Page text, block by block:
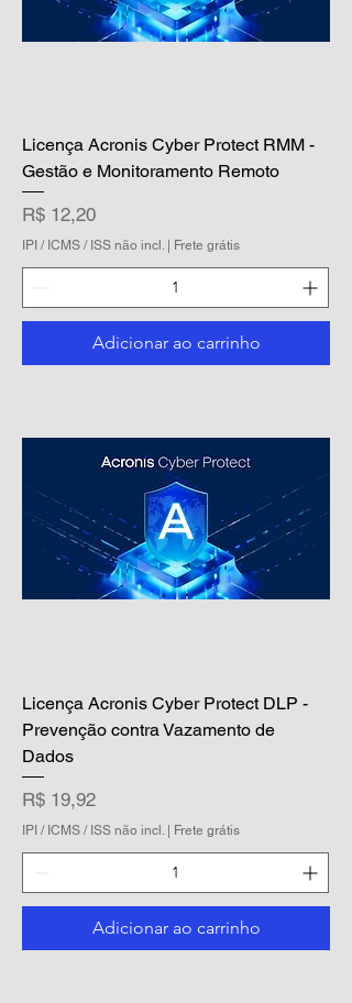
Licença Acronis Cyber Protect RMM -
Gestão e Monitoramento Remoto
Preço
R$ 12,20
IPI / ICMS / ISS não incl.| Frete grátis
Adicionar ao carrinho
Licença Acronis Cyber Protect DLP -
Prevenção contra Vazamento de
Dados
Preço
R$ 19,92
IPI / ICMS / ISS não incl. | Frete grátis
Adicionar ao carrinho